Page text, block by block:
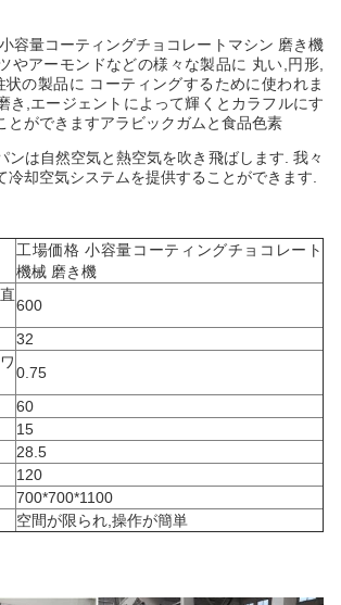
容量コーティングチョコレートマシン 磨き機
やアーモンドなどの様々な製品に 丸い,円形,
の製品に コーティングするために使われま
き,エージェントによって輝くとカラフルにす
とができますアラビックガムと食品色素
ンは自然空気と熱空気を吹き飛ばします. 我々
冷却空気システムを提供することができます.
工場価格 小容量コーティングチョコレート
機械 磨き機
600
32
0.75
60
15
28.5
120
700*700*1100
空間が限られ,操作が簡単